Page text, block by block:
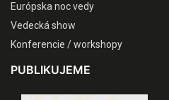
Európska noc vedy
Vedecká show
Konferencie / workshopy
PUBLIKUJEME